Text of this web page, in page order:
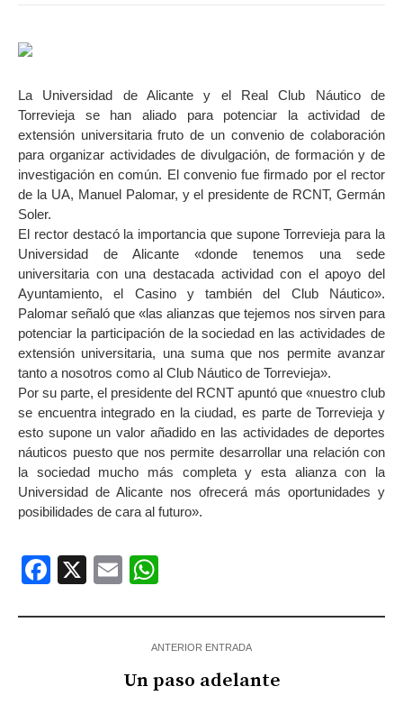
La Universidad de Alicante y el Real Club Náutico de
Torrevieja se han aliado para potenciar la actividad de
extensión universitaria fruto de un convenio de colaboración
para organizar actividades de divulgación, de formación y de
investigación en común. El convenio fue firmado por el rector
de la UA, Manuel Palomar, y el presidente de RCNT, Germán
Soler.
El rector destacó la importancia que supone Torrevieja para la
Universidad de Alicante «donde tenemos una sede
universitaria con una destacada actividad con el apoyo del
Ayuntamiento, el Casino y también del Club Náutico».
Palomar señaló que «las alianzas que tejemos nos sirven para
potenciar la participación de la sociedad en las actividades de
extensión universitaria, una suma que nos permite avanzar
tanto a nosotros como al Club Náutico de Torrevieja».
Por su parte, el presidente del RCNT apuntó que «nuestro club
se encuentra integrado en la ciudad, es parte de Torrevieja y
esto supone un valor añadido en las actividades de deportes
náuticos puesto que nos permite desarrollar una relación con
la sociedad mucho más completa y esta alianza con la
Universidad de Alicante nos ofrecerá más oportunidades y
posibilidades de cara al futuro».
Facebook
X Email
ANTERIOR ENTRADA
Un paso adelante